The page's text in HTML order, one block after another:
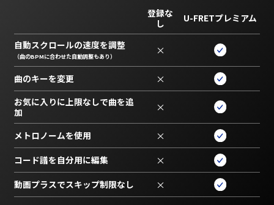
登録な
し
U-FRETプレミアム
自動スクロールの速度を調整
（曲のBPMに合わせた自動調整もあり） ×
曲のキーを変更 ×
お気に入りに上限なしで曲を追
加
×
メトロノームを使用 ×
コード譜を自分用に編集 ×
動画プラスでスキップ制限なし ×